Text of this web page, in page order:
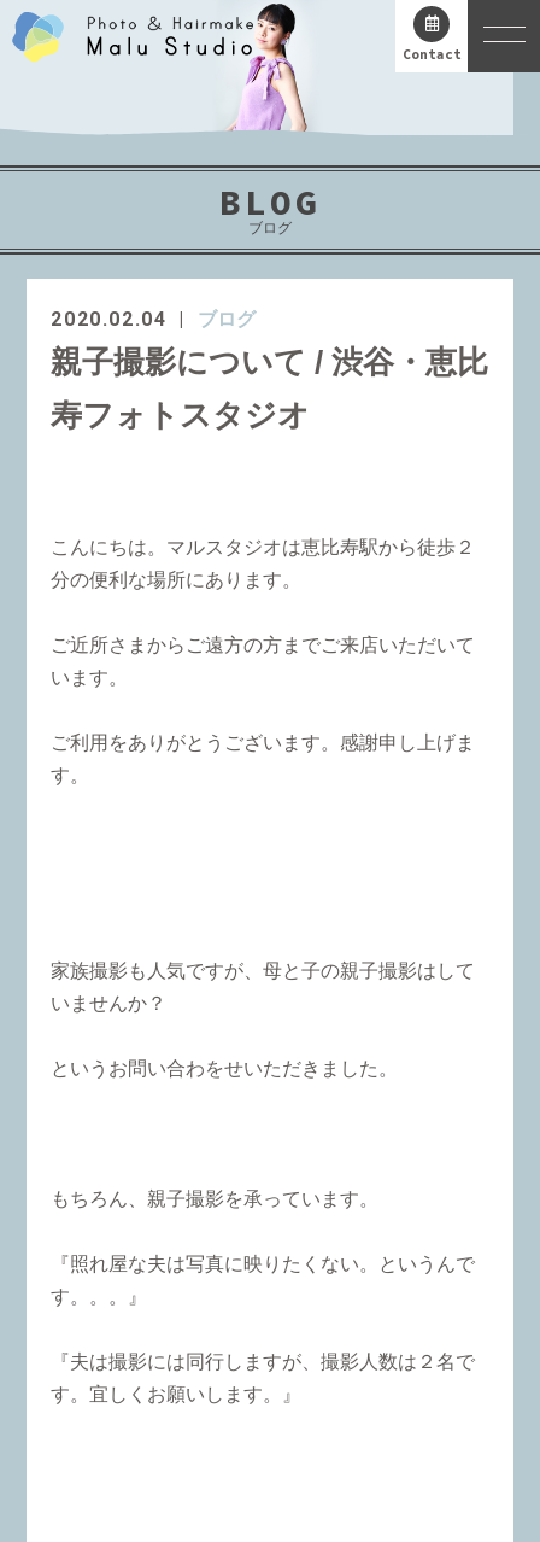
Contact
BLOG
ブログ
2020.02.04 ブログ
親子撮影について / 渋谷・恵比
寿フォトスタジオ
こんにちは。マルスタジオは恵比寿駅から徒歩２
分の便利な場所にあります。
ご近所さまからご遠方の方までご来店いただいて
います。
ご利用をありがとうございます。感謝申し上げま
す。
家族撮影も人気ですが、母と子の親子撮影はして
いませんか？
というお問い合わをせいただきました。
もちろん、親子撮影を承っています。
『照れ屋な夫は写真に映りたくない。というんで
す。。。』
『夫は撮影には同行しますが、撮影人数は２名で
す。宜しくお願いします。』